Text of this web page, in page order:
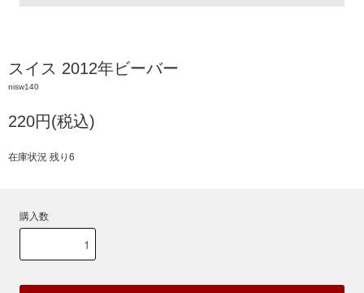
スイス 2012年ビーバー
nisw140
220円(税込)
在庫状況 残り6
購入数